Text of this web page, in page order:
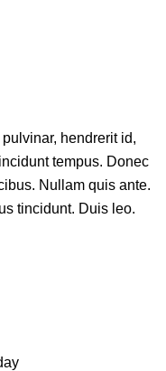
hendrerit id,
tempus. Donec
Nullam quis ante.
tincidunt. Duis leo.